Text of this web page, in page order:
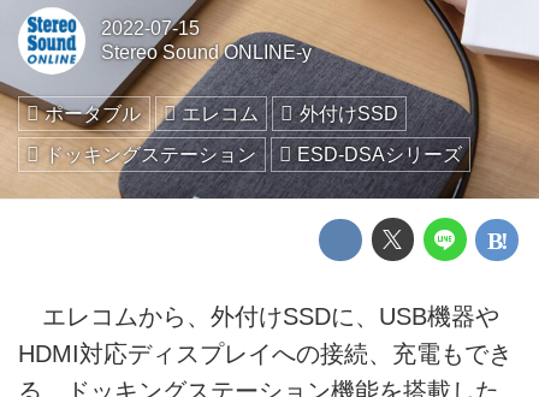
2022-07-15
Stereo Sound ONLINE-y
ポータブル エレコム
外付けSSD
ドッキングステーション
ESD-DSAシリーズ
エレコムから、外付けSSDに、USB機器や
HDMI対応ディスプレイへの接続、充電もでき
る、ドッキングステーション機能を搭載した